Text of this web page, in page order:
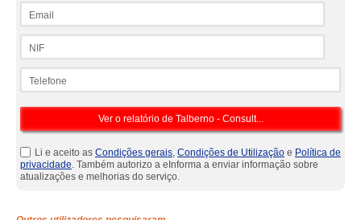
Li e aceito as Condições gerais, Condições de Utilização e Política de
privacidade. Também autorizo a eInforma a enviar informação sobre
atualizações e melhorias do serviço.